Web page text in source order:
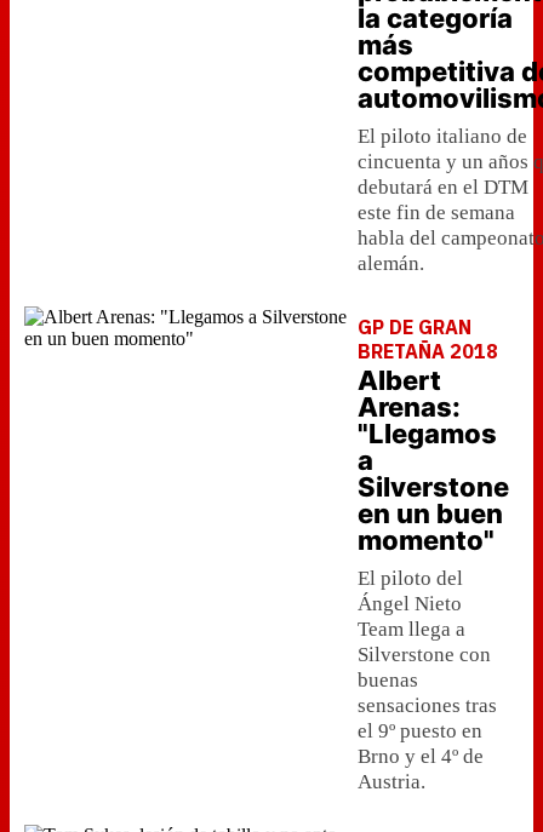
la categoría
más
competitiva
El piloto italiano de
cincuenta y un años
debutará en el DTM
este fin de semana
habla del
alemán.
GP DE GRAN
BRETAÑA 2018
Albert
Arenas:
"Llegamos
a
Silverstone
en un buen
momento"
El piloto del
Ángel Nieto
Team llega a
Silverstone con
buenas
sensaciones tras
el 9º puesto en
Brno y el 4º de
Austria.